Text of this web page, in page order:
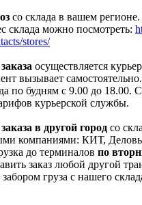
со склада в вашем регионе.
склада можно посмотреть:
stores/
осуществляется
вызывает
по будням с 9.00 до 18.00.
курьерской службы.
в другой город со
компаниями: КИТ,
до терминалов по
заказ любой другой
груза с нашего